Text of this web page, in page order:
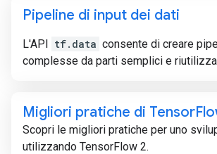
Pipeline di input dei dati
L'API tf.data consente di creare
complesse da parti semplici e
Migliori pratiche di Tensor
Scopri le migliori pratiche per uno
utilizzando TensorFlow 2.